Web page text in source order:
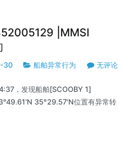
|MMSI
30 船舶异常行为 无评论
，发现船舶[SCOOBY 1]
35°29.57'N位置有异常转